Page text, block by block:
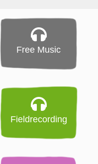
Free Music
Fieldrecording